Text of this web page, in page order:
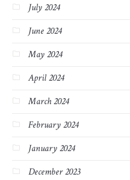
July 2024
June 2024
May 2024
April 2024
March 2024
February 2024
January 2024
December 2023